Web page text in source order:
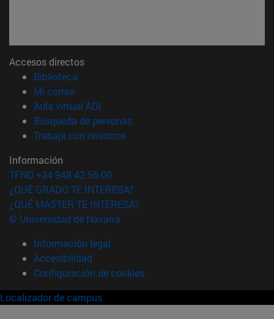
Accesos directos
Biblioteca
Mi correo(abre en nueva ventana)
Aula virtual ADI
Búsqueda de personas(abre en nueva ventana)
Trabaja con nosotros(abre en nueva ventana)
Información
TFNO +34 948 42 56 00
¿QUÉ GRADO TE INTERESA?
¿QUÉ MÁSTER TE INTERESA?
© Universidad de Navarra
Información legal
Accesibilidad
Configuración de cookies
Localizador de campus